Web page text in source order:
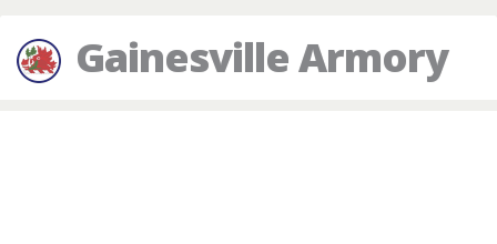
Gainesville Armory